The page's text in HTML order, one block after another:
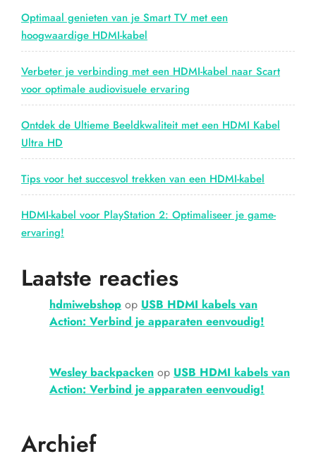
Optimaal genieten van je Smart TV met een
hoogwaardige HDMI-kabel
Verbeter je verbinding met een HDMI-kabel naar Scart
voor optimale audiovisuele ervaring
Ontdek de Ultieme Beeldkwaliteit met een HDMI Kabel
Ultra HD
Tips voor het succesvol trekken van een HDMI-kabel
HDMI-kabel voor PlayStation 2: Optimaliseer je game-
ervaring!
Laatste reacties
hdmiwebshop op USB HDMI kabels van
Action: Verbind je apparaten eenvoudig!
Wesley backpacken op USB HDMI kabels van
Action: Verbind je apparaten eenvoudig!
Archief